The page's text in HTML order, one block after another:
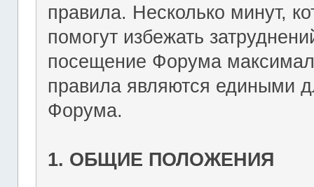
правила. Несколько минут,
помогут избежать
посещение Форума
правила являются едиными
Форума.
1. ОБЩИЕ ПОЛОЖЕНИЯ